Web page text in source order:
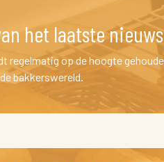
het laatste nieuw
regelmatig op de hoogte
bakkerswereld.